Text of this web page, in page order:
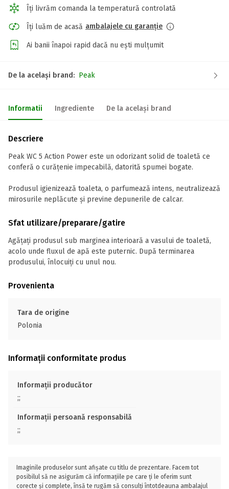
Îți livrăm comanda la temperatură controlată
Îți luăm de acasă ambalajele cu garanție
Ai banii înapoi rapid dacă nu ești mulțumit
De la același brand: Peak
Informatii Ingrediente De la același brand
Descriere
Peak WC 5 Action Power este un odorizant solid de toaletă ce
conferă o curățenie impecabilă, datorită spumei bogate.
Produsul igienizează toaleta, o parfumează intens, neutralizează
mirosurile neplăcute și previne depunerile de calcar.
Sfat utilizare/preparare/gatire
Agățați produsul sub marginea interioară a vasului de toaletă,
acolo unde fluxul de apă este puternic. După terminarea
produsului, înlocuiți cu unul nou.
Provenienta
Tara de origine
Polonia
Informații conformitate produs
Informații producător
;;
Informații persoană responsabilă
;;
Imaginile produselor sunt afișate cu titlu de prezentare. Facem tot
posibilul să ne asigurăm că informațiile pe care ți le oferim sunt
corecte și complete, însă te rugăm să consulți întotdeauna ambalajul